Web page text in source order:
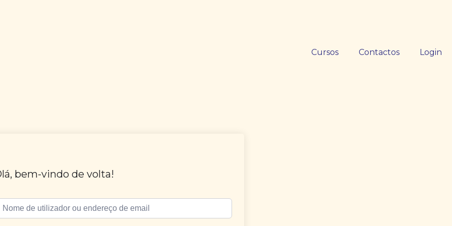
Cursos Contactos Login
bem-vindo de volta!